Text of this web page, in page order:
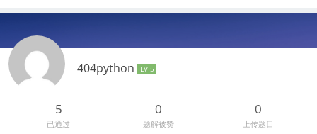
404python LV 5
5
已通过
0
题解被赞
0
上传题目